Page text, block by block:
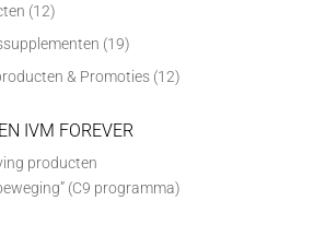
(12)
(19)
& Promoties (12)
IVM FOREVER
producten
(C9 programma)